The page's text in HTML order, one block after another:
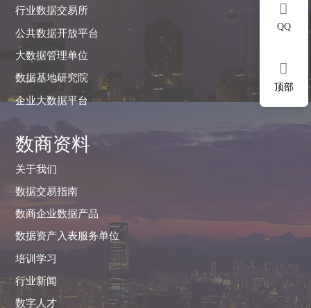
行业数据交易所
公共数据开放平台
大数据管理单位
数据基地研究院
企业大数据平台
数商资料
关于我们
数据交易指南
数商企业数据产品
数据资产入表服务单位
培训学习
行业新闻
数字人才

QQ

顶部